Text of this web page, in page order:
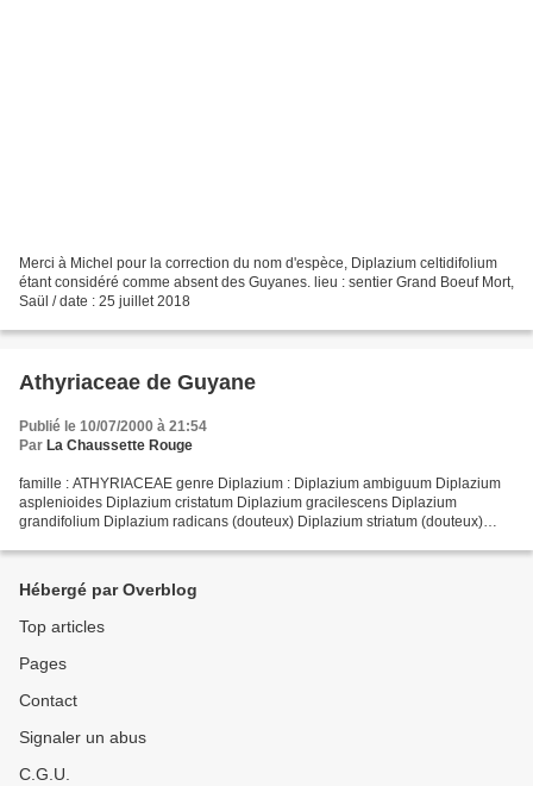
Merci à Michel pour la correction du nom d'espèce, Diplazium celtidifolium
étant considéré comme absent des Guyanes. lieu : sentier Grand Boeuf Mort,
Saül / date : 25 juillet 2018
Athyriaceae de Guyane
Publié le 10/07/2000 à 21:54
Par La Chaussette Rouge
famille : ATHYRIACEAE genre Diplazium : Diplazium ambiguum Diplazium
asplenioides Diplazium cristatum Diplazium gracilescens Diplazium
grandifolium Diplazium radicans (douteux) Diplazium striatum (douteux)
Hébergé par Overblog
Top articles
Pages
Contact
Signaler un abus
C.G.U.